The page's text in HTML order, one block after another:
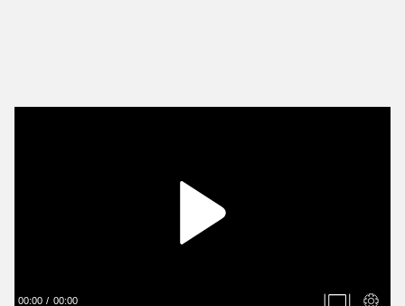
00:00 00:00